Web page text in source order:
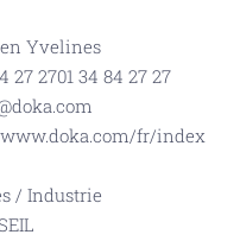
Yvelines
27 2701 34 84 27 27
fr/index
/ Industrie